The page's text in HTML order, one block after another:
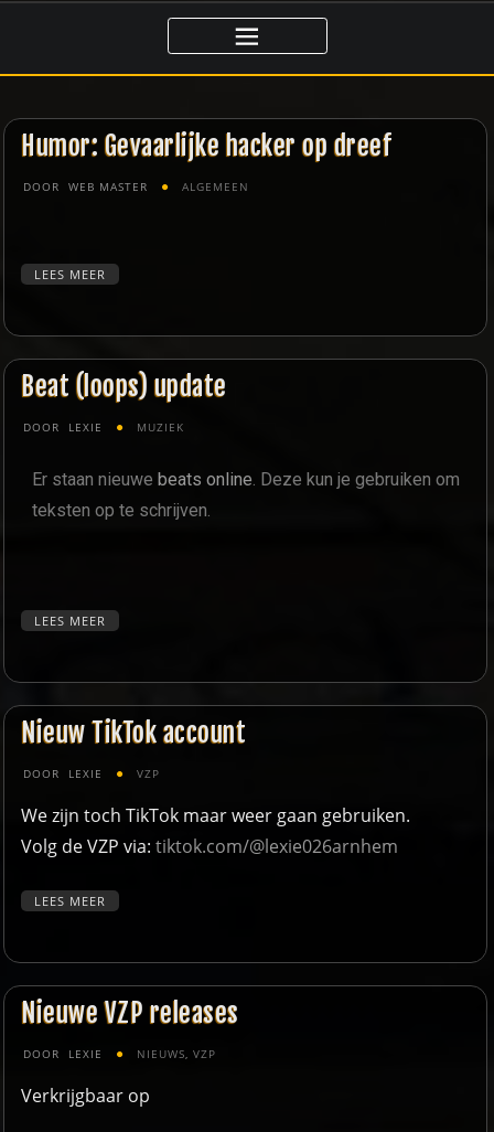
Humor: Gevaarlijke hacker op dreef
DOOR WEB MASTER ALGEMEEN
LEES MEER
Beat (loops) update
DOOR LEXIE MUZIEK
Er staan nieuwe beats online. Deze kun je gebruiken om
teksten op te schrijven.
LEES MEER
Nieuw TikTok account
DOOR LEXIE VZP
We zijn toch TikTok maar weer gaan gebruiken.
Volg de VZP via: tiktok.com/@lexie026arnhem
LEES MEER
Nieuwe VZP releases
DOOR LEXIE NIEUWS, VZP
Verkrijgbaar op